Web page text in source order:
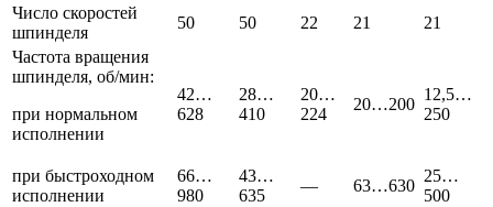
Число скоростей
шпинделя
50 50 22 21
21
Частота вращения
шпинделя, об/мин:
при нормальном
исполнении
42…
628
28…
410
20…
224
20…200
12,5…
250
при быстроходном
исполнении
66…
980
43…
635
— 63…630
25…
500